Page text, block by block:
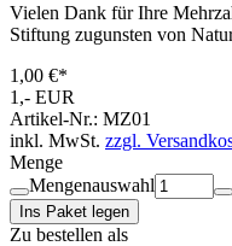
Vielen Dank für Ihre
Stiftung zugunsten von
1,00 €*
1,- EUR
Artikel-Nr.: MZ01
inkl. MwSt. zzgl.
Menge
Mengenauswahl
Ins Paket legen
Zu bestellen als